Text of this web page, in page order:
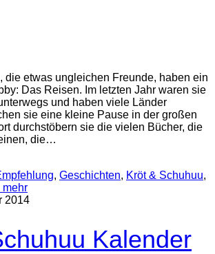
die etwas ungleichen Freunde, haben ein
Das Reisen. Im letzten Jahr waren sie
und haben viele Länder
sie eine kleine Pause in der großen
durchstöbern sie die vielen Bücher, die
die…
, Geschichten, Kröt & Schuhuu,
mehr
2014
Kalender